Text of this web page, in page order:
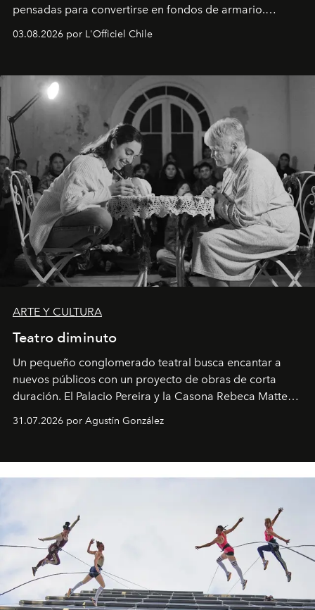
pensadas para convertirse en fondos de armario.
03.08.2026 por L'Officiel Chile
ARTE Y CULTURA
Teatro diminuto
Un pequeño conglomerado teatral busca encantar a
nuevos públicos con un proyecto de obras de corta
duración. El Palacio Pereira y la Casona Rebeca Matte
miniobras. Sus puestas en escena son limpias; ponen el
31.07.2026 por Agustín González